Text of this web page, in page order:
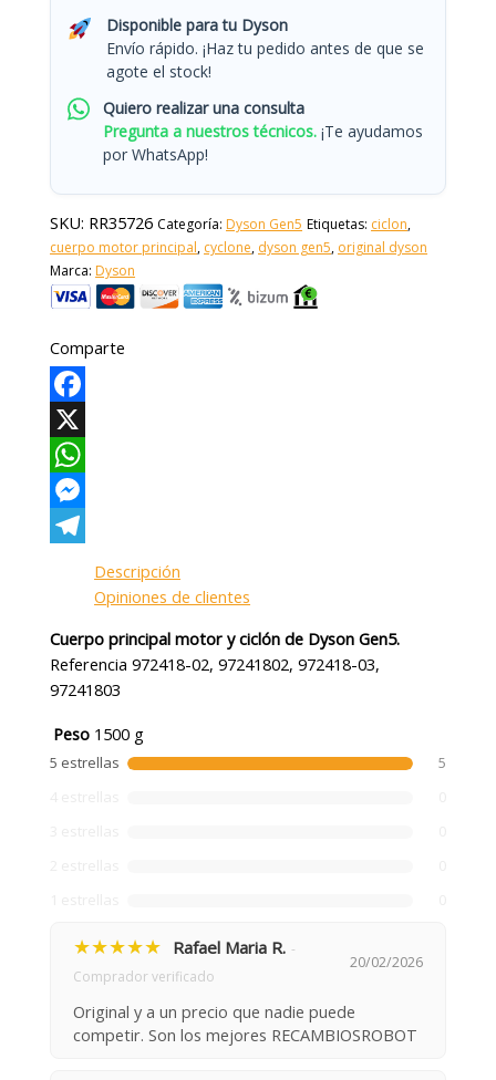
Disponible para tu Dyson
Envío rápido. ¡Haz tu pedido antes de que se
agote el stock!
Quiero realizar una consulta
Pregunta a nuestros técnicos. ¡Te ayudamos
por WhatsApp!
SKU: RR35726 Categoría: Dyson Gen5 Etiquetas: ciclon,
cuerpo motor principal, cyclone, dyson gen5, original dyson
Marca: Dyson
Comparte
Facebook
X
WhatsApp
Messenger
Descripción
Opiniones de clientes
Cuerpo principal motor y ciclón de Dyson Gen5.
Referencia 972418-02, 97241802, 972418-03,
97241803
Peso 1500 g
5 estrellas
5
★★★★★ Rafael Maria R. -
Comprador verificado
20/02/2026
Original y a un precio que nadie puede
competir. Son los mejores RECAMBIOSROBOT